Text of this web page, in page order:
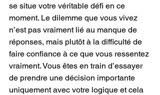
se situe votre véritable défi en ce
moment. Le dilemme que vous vivez
n’est pas vraiment lié au manque de
réponses, mais plutôt à la difficulté de
faire confiance à ce que vous ressentez
vraiment. Vous êtes en train d’essayer
de prendre une décision importante
uniquement avec votre logique et cela